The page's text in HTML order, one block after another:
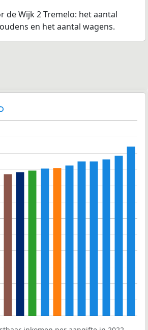
de Wijk 2 Tremelo: het aantal
en het aantal wagens.